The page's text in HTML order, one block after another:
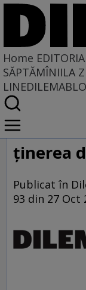
Home
SĂPTĂMÎNIILA
LINE
Home
EDITORIALE ȘI
SITUAȚIUNEA
ţinerea
Publicat în
93 din 27 Oct